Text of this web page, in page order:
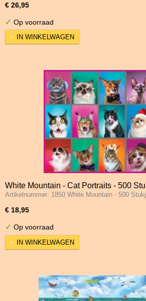
€ 26,95
✓ Op voorraad
IN WINKELWAGEN
White Mountain - Cat Portraits - 500
Artikelnummer: 1850 White Mountain - 500
€ 18,95
✓ Op voorraad
IN WINKELWAGEN